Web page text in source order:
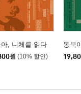
아, 니체를 읽다
원 (10% 할인)
동북